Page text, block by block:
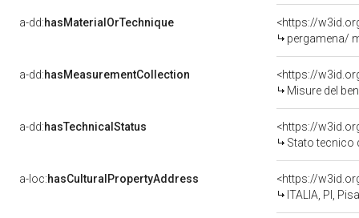
a-dd:hasMaterialOrTechnique
<https://
pergamena/
a-dd:hasMeasurementCollection
<https://
Misure del
a-dd:hasTechnicalStatus
<https://
Stato tecnico
a-loc:hasCulturalPropertyAddress
<https://
ITALIA, PI, Pisa